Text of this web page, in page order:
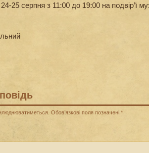
25 серпня з 11:00 до 19:00 на подвір’ї
Обов’язкові поля позначені *